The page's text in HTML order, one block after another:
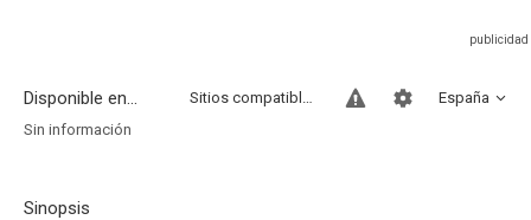
Disponible en... España
Sitios compatibles
Sin información
Sinopsis